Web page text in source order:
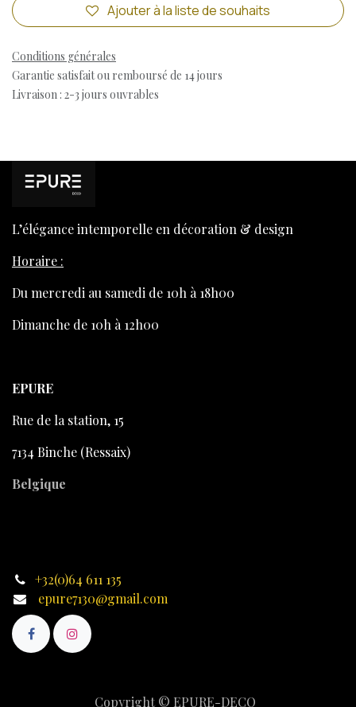
Ajouter à la liste de souhaits
Conditions générales
Garantie satisfait ou remboursé de 14 jours
Livraison : 2-3 jours ouvrables
L’élégance intemporelle en décoration & design
Horaire :
Du mercredi au samedi de 10h à 18h00
Dimanche de 10h à 12h00
EPURE
Rue de la station, 15
7134 Binche (Ressaix)
Belgique
+32(0)64 611 135
epure7130@gmail.com
Copyright © EPURE-DECO